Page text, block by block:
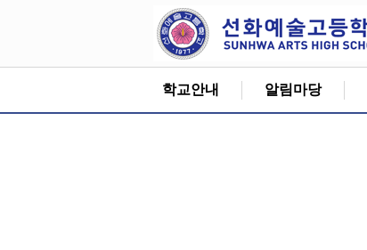
학교안내 알림마당